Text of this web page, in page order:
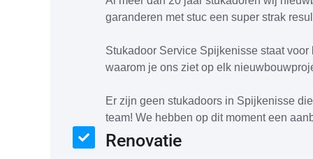
garanderen met stuc een super strak
Stukadoor Service Spijkenisse staat
waarom je ons ziet op elk
Er zijn geen stukadoors in Spijkenisse
team! We hebben op dit moment een
Renovatie